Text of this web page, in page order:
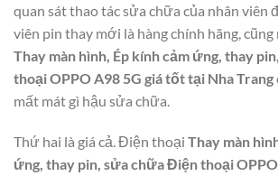
quan sát thao tác sửa chữa của nhân viên
viên pin thay mới là hàng chính hãng,
Thay màn hình, Ép kính cảm ứng, thay
thoại OPPO A98 5G giá tốt tại Nha Trang
mất mát gì hậu sửa chữa.
Thứ hai là giá cả. Điện thoại Thay màn
ứng, thay pin, sửa chữa Điện thoại